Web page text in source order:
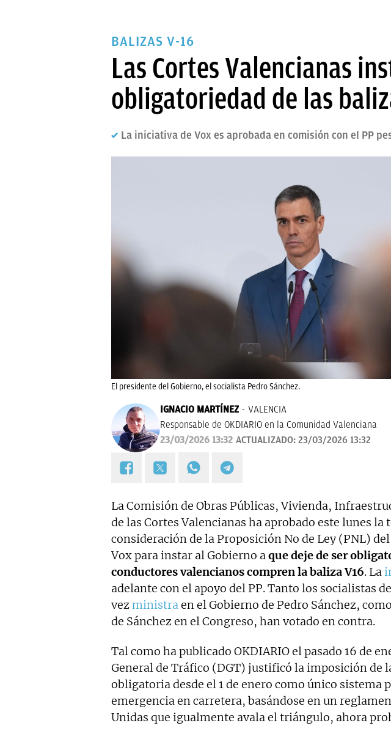
BALIZAS V-16
Las Cortes Valencianas
obligatoriedad de las
La iniciativa de Vox es aprobada en comisión con el PP
El presidente del Gobierno, el socialista Pedro Sánchez.
IGNACIO MARTÍNEZ
VALENCIA
Responsable de OKDIARIO en la Comunidad Valenciana
23/03/2026 13:32 ACTUALIZADO: 23/03/2026 13:32
La Comisión de Obras Públicas, Vivienda,
de las Cortes Valencianas ha aprobado este lunes la
consideración de la Proposición No de Ley (PNL)
Vox para instar al Gobierno aque deje de ser
conductores valencianos compren la baliza V16. La
adelante con el apoyo del PP. Tanto los socialistas
vezministraen el Gobierno de Pedro Sánchez,
de Sánchez en el Congreso, han votado en contra.
Tal como ha publicado OKDIARIO el pasado 16 de
General de Tráfico (DGT) justificó la imposición de
obligatoria desde el 1 de enero como único sistema
emergencia en carretera, basándose en un
Unidas que igualmente avala el triángulo, ahora